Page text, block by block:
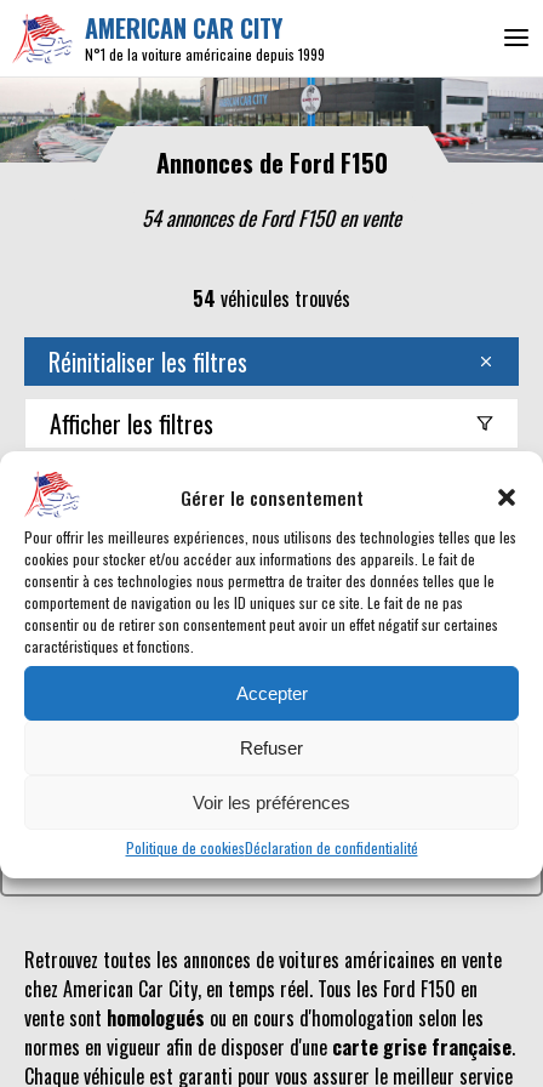
Gérer le consentement
Pour offrir les meilleures expériences, nous utilisons des technologies telles que les
cookies pour stocker et/ou accéder aux informations des appareils. Le fait de
consentir à ces technologies nous permettra de traiter des données telles que le
comportement de navigation ou les ID uniques sur ce site. Le fait de ne pas
consentir ou de retirer son consentement peut avoir un effet négatif sur certaines
caractéristiques et fonctions.
Accepter
Refuser
Voir les préférences
Politique de cookiesDéclaration de confidentialité
AMERICAN CAR CITY
N°1 de la voiture américaine depuis 1999
Annonces de Ford F150
54 annonces de Ford F150 en vente
Retrouvez toutes les annonces de voitures américaines en vente
chez American Car City, en temps réel. Tous les Ford F150 en
vente sont homologués ou en cours d'homologation selon les
normes en vigueur afin de disposer d'une carte grise française.
Chaque véhicule est garanti pour vous assurer le meilleur service
54 véhicules trouvés
Réinitialiser les filtres
Afficher les filtres
Trouver mon américaine
Référence inconnue
Le véhicule recherché n'est pas ou plus référencé.
Retourner à la liste des véhicules en stock